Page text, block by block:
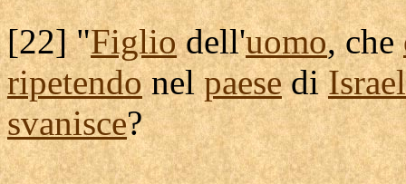
[22] "Figliodell'uomo, che
ripetendonelpaesedi
svanisce?